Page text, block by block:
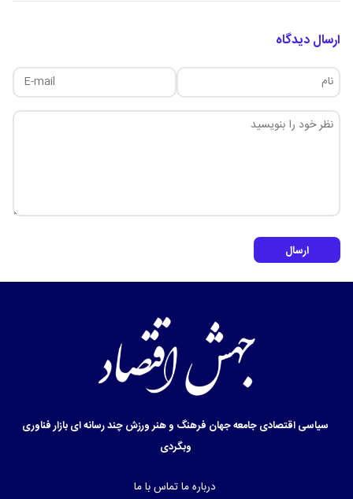
ارسال دیدگاه
ارسال
سیاسیاقتصادیجامعهجهان فرهنگ و هنرورزشچند رسانه ایبازارفناوری
وبگردی
درباره ماتماس با ما